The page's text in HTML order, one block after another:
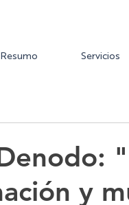
Servicios
y